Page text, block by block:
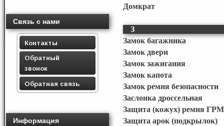
Связь с нами
Контакты
Обратный
звонок
Обратная связь
Информация
Домкрат
З
Замок багажника
Замок двери
Замок зажигания
Замок капота
Замок ремня безопасности
Заслонка дроссельная
Защита (кожух) ремня ГРМ
Защита арок (подкрылок)